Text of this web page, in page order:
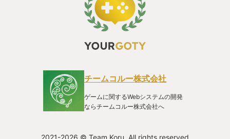
チームコルー株式会社
ゲームに関するWebシステムの開発
ならチームコルー株式会社へ
2021-2026 © Team Koru. All rights reserved